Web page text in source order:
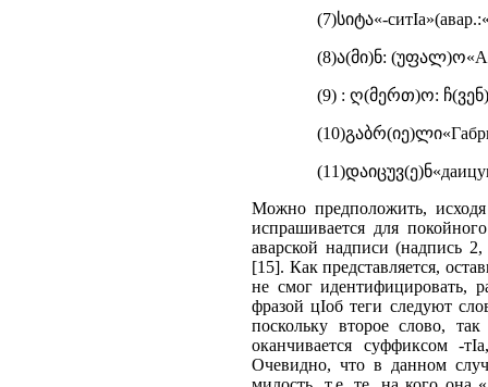
(7)სიტა«-
(8)ა(მი)ნ:
(9) : ღ(მერთ)ო:
Можно предположить,
испрашивается для
аварской надписи (надпись
[15]. Как представляется,
не смог идентифицировать,
фразой цIоб теги следуют
поскольку второе слово,
оканчивается суффиксом -
Очевидно, что в данном